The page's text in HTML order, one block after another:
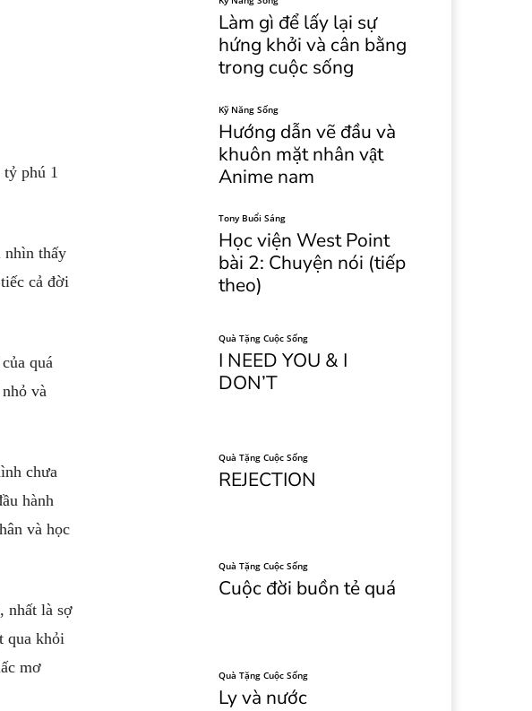
tỷ phú 1
nhìn thấy
cả đời
quá
và
chưa
hành
và học
nhất là sợ
qua khỏi
mơ
Làm gì để lấy lại sự
hứng khởi và cân bằng
trong cuộc sống
Kỹ Năng Sống
Hướng dẫn vẽ đầu và
khuôn mặt nhân vật
Anime nam
Tony Buổi Sáng
Học viện West Point
bài 2: Chuyện nói (tiếp
theo)
Quà Tặng Cuộc Sống
I NEED YOU & I
DON’T
Quà Tặng Cuộc Sống
REJECTION
Quà Tặng Cuộc Sống
Cuộc đời buồn tẻ quá
Quà Tặng Cuộc Sống
Ly và nước